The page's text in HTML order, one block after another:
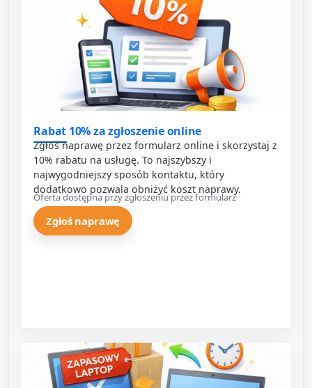
Rabat 10% za zgłoszenie online
Zgłoś naprawę przez formularz online i skorzystaj z
10% rabatu na usługę. To najszybszy i
najwygodniejszy sposób kontaktu, który
dodatkowo pozwala obniżyć koszt naprawy.
Oferta dostępna przy zgłoszeniu przez formularz
Zgłoś naprawę